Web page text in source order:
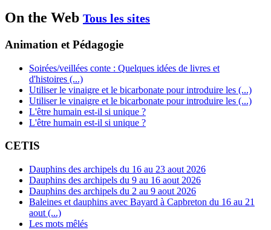
On the Web Tous les sites
Animation et Pédagogie
Soirées/veillées conte : Quelques idées de livres et
d'histoires (...)
Utiliser le vinaigre et le bicarbonate pour introduire les (...)
Utiliser le vinaigre et le bicarbonate pour introduire les (...)
L'être humain est-il si unique ?
L'être humain est-il si unique ?
CETIS
Dauphins des archipels du 16 au 23 aout 2026
Dauphins des archipels du 9 au 16 aout 2026
Dauphins des archipels du 2 au 9 aout 2026
Baleines et dauphins avec Bayard à Capbreton du 16 au 21
aout (...)
Les mots mêlés